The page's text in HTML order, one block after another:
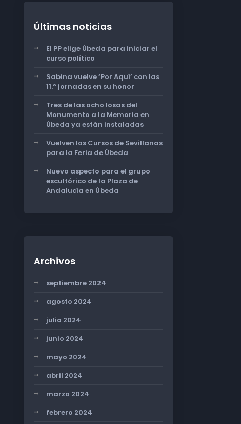
Últimas noticias
El PP elige Úbeda para iniciar el
curso político
Sabina vuelve ‘Por Aquí’ con las
11.º jornadas en su honor
Tres de las ocho losas del
Monumento a la Memoria en
Úbeda ya están instaladas
Vuelven los Cursos de Sevillanas
para la Feria de Úbeda
Nuevo aspecto para el grupo
escultórico de la Plaza de
Andalucía en Úbeda
Archivos
septiembre 2024
agosto 2024
julio 2024
junio 2024
mayo 2024
abril 2024
marzo 2024
febrero 2024